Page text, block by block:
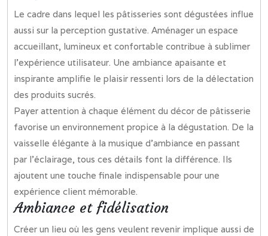
Le cadre dans lequel les pâtisseries sont dégustées influe
aussi sur la perception gustative. Aménager un espace
accueillant, lumineux et confortable contribue à sublimer
l’expérience utilisateur. Une ambiance apaisante et
inspirante amplifie le plaisir ressenti lors de la délectation
des produits sucrés.
Payer attention à chaque élément du décor de pâtisserie
favorise un environnement propice à la dégustation. De la
vaisselle élégante à la musique d’ambiance en passant
par l’éclairage, tous ces détails font la différence. Ils
ajoutent une touche finale indispensable pour une
expérience client mémorable.
Ambiance et fidélisation
Créer un lieu où les gens veulent revenir implique aussi de